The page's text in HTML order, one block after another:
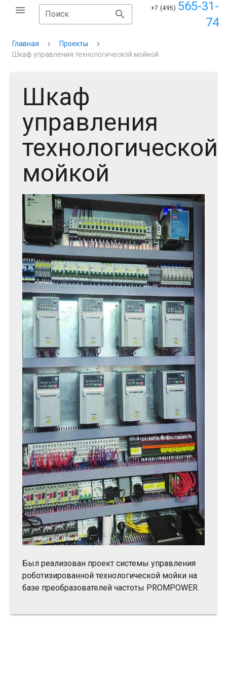
Поиск
+7 (495) 565-31-
74
Главная
Проекты
Шкаф управления технологической мойкой
Шкаф
управления
технологической
мойкой
Был реализован проект системы управления
роботизированной технологической мойки на
базе преобразователей частоты PROMPOWER.